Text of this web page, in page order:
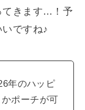
てきます…！予
ですね♪
年のハッピ
ポーチが可